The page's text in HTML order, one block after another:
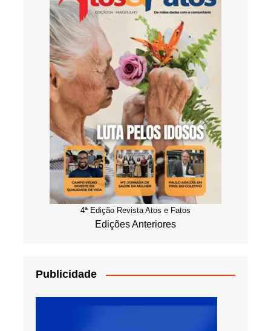
4ª Edição Revista Atos e Fatos
Edições Anteriores
Publicidade